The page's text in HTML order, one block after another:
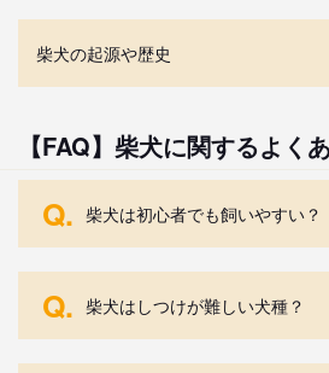
柴犬の起源や歴史
【FAQ】柴犬に関するよく
Q. 柴犬は初心者でも飼いやすい？
Q. 柴犬はしつけが難しい犬種？